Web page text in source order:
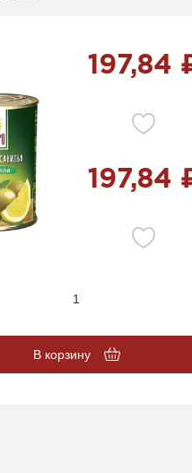
197,84
197,84
В корзину